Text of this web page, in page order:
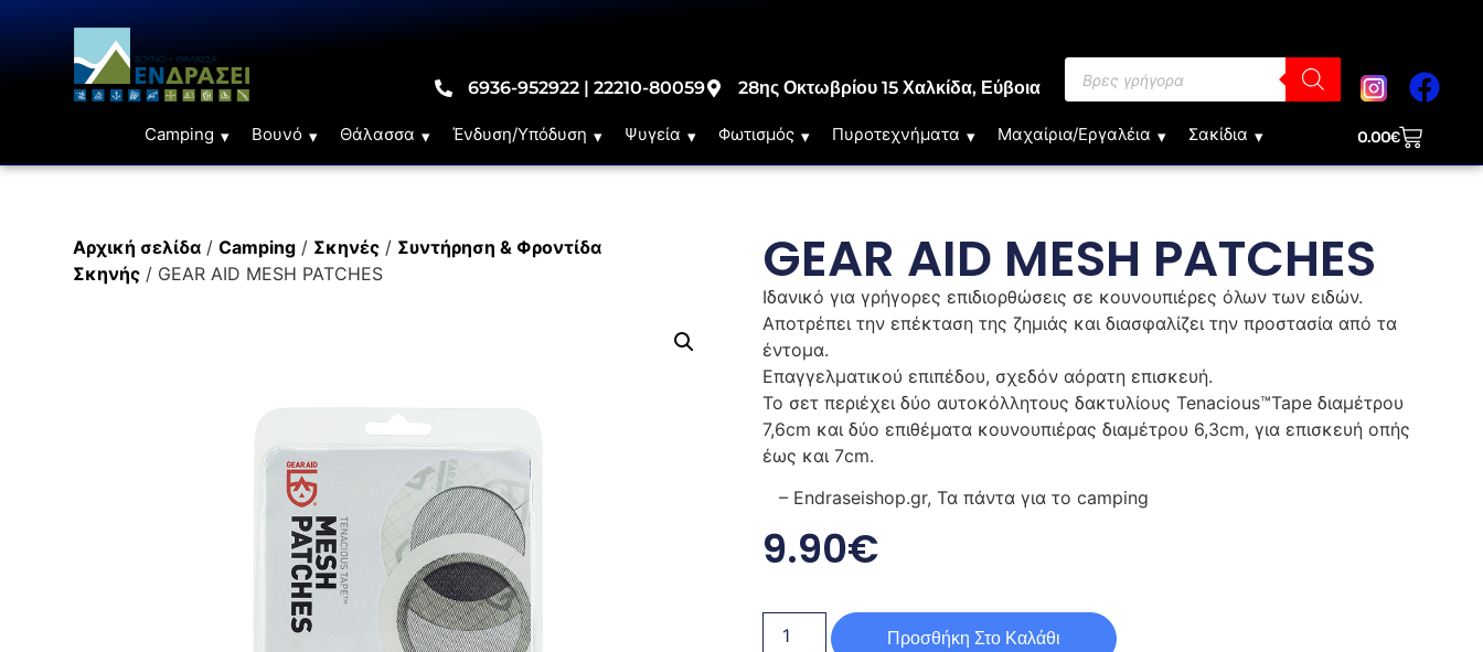
6936-952922 | 22210-80059 28ης Οκτωβρίου 15 Χαλκίδα, Εύβοια
Camping Βουνό Θάλασσα Ένδυση/Υπόδυση Ψυγεία Φωτισμός Πυροτεχνήματα Μαχαίρια/Εργαλέια Σακίδια 0.00€
Αρχική σελίδα /Camping / Σκηνές / Συντήρηση & Φροντίδα
Σκηνής / GEAR AID MESH PATCHES GEAR AID MESH PATCHES
Ιδανικό για γρήγορες επιδιορθώσεις σε κουνουπιέρες όλων των ειδών.
Αποτρέπει την επέκταση της ζημιάς και διασφαλίζει την προστασία από τα
έντομα.
Επαγγελματικού επιπέδου, σχεδόν αόρατη επισκευή.
Το σετ περιέχει δύο αυτοκόλλητους δακτυλίους Tenacious™Tape διαμέτρου
7,6cm και δύο επιθέματα κουνουπιέρας διαμέτρου 6,3cm, για επισκευή οπής
έως και 7cm.
– Endraseishop.gr, Τα πάντα για το camping
9.90€
Προσθήκη Στο Καλάθι